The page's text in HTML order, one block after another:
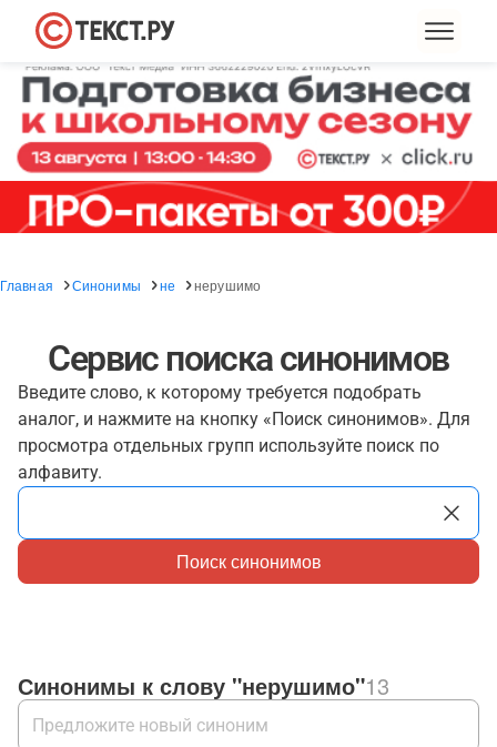
Главная Синонимы не нерушимо
Сервис поиска синонимов
Введите слово, к которому требуется подобрать
аналог, и нажмите на кнопку «Поиск синонимов». Для
просмотра отдельных групп используйте поиск по
алфавиту.
Поиск синонимов
Синонимы к слову "нерушимо"13